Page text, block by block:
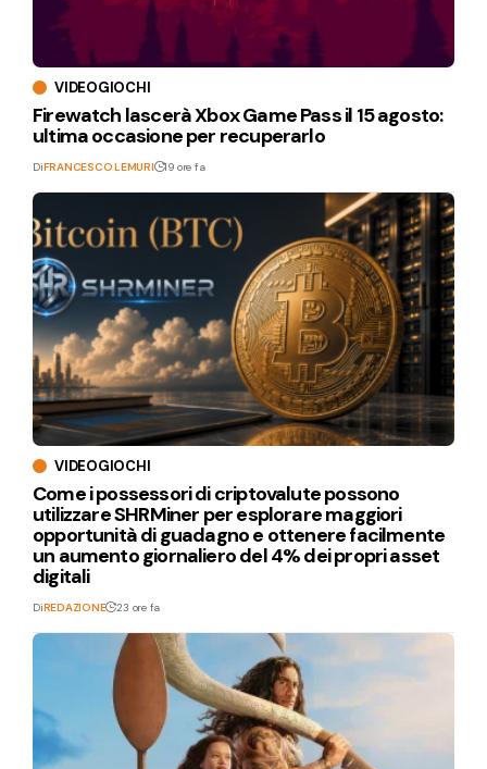
VIDEOGIOCHI
Firewatch lascerà Xbox Game Pass il 15 agosto:
ultima occasione per recuperarlo
DiFRANCESCO LEMURI 19 ore fa
VIDEOGIOCHI
Come i possessori di criptovalute possono
utilizzare SHRMiner per esplorare maggiori
opportunità di guadagno e ottenere facilmente
un aumento giornaliero del 4% dei propri asset
digitali
DiREDAZIONE 23 ore fa